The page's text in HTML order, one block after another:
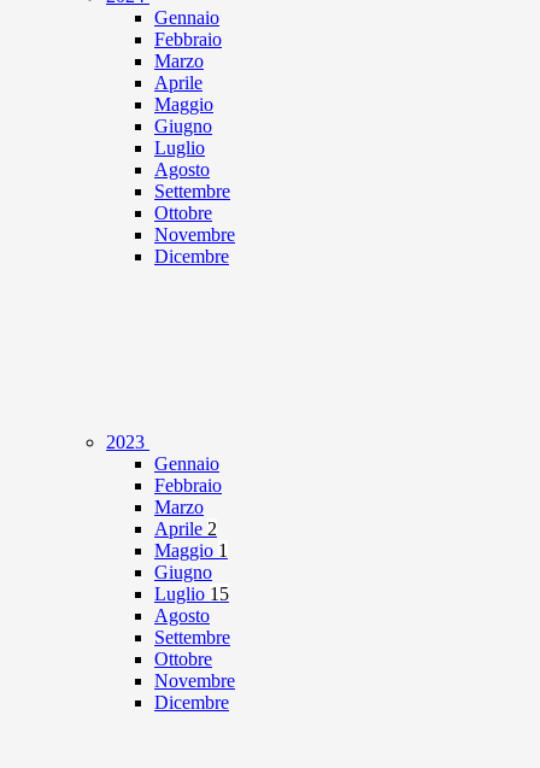
Gennaio
Febbraio
Marzo
Aprile
Maggio
Giugno
Luglio
Agosto
Settembre
Ottobre
Novembre
Dicembre
2023
Gennaio
Febbraio
Marzo
Aprile 2
Maggio 1
Giugno
Luglio 15
Agosto
Settembre
Ottobre
Novembre
Dicembre